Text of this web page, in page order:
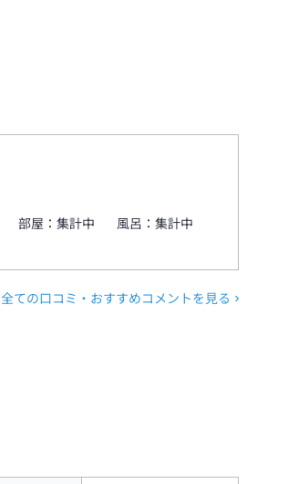
部屋：集計中 風呂：集計中
全ての口コミ・おすすめコメントを見る